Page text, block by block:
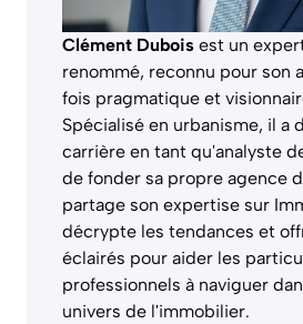
Clément Dubois est un
renommé, reconnu pour son
fois pragmatique et
Spécialisé en urbanisme, il a
carrière en tant qu'analyste
de fonder sa propre agence
partage son expertise sur
décrypte les tendances et
éclairés pour aider les
professionnels à naviguer
univers de l'immobilier.